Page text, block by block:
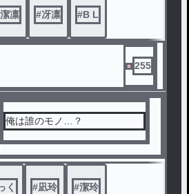
潔凛 #冴凛 #B L
255
俺は誰のモノ…？
く #凪玲 #潔玲